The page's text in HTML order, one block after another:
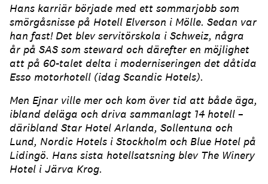
Hans karriär började med ett sommarjobb som
smörgåsnisse på Hotell Elverson i Mölle. Sedan var
han fast! Det blev servitörskola i Schweiz, några
år på SAS som steward och därefter en möjlighet
att på 60-talet delta i moderniseringen det dåtida
Esso motorhotell (idag Scandic Hotels).
Men Ejnar ville mer och kom över tid att både äga,
ibland deläga och driva sammanlagt 14 hotell –
däribland Star Hotel Arlanda, Sollentuna och
Lund, Nordic Hotels i Stockholm och Blue Hotel på
Lidingö. Hans sista hotellsatsning blev The Winery
Hotel i Järva Krog.